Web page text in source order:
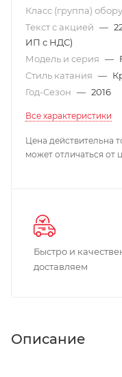
Класс (группа)
Текст с акцией —
ИП с НДС)
Модель и серия —
Стиль катания —
Год-Сезон — 2016
Все характеристики
Цена действительна
может отличаться от
Быстро и
доставляем
Описание